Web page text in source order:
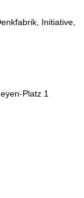
Initiative,
Platz 1